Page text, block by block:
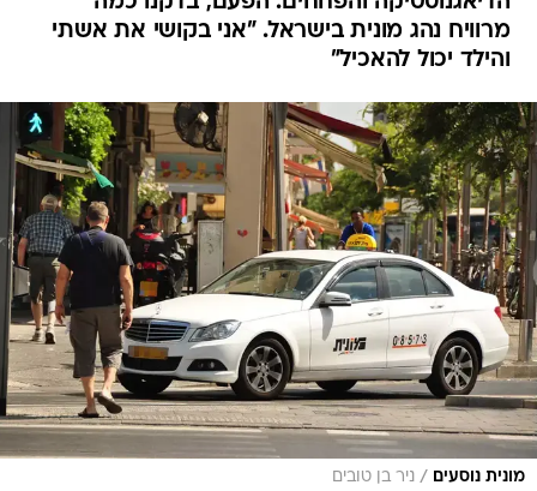
מרוויח נהג מונית בישראל. "אני בקושי את אשתי
והילד יכול להאכיל"
מונית נוסעים / ניר בן טובים